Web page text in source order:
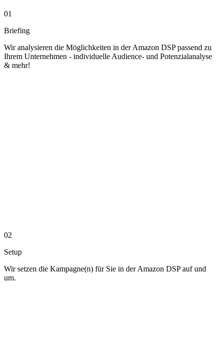
01
Briefing
Wir analysieren die Möglichkeiten in der Amazon DSP passend zu
Ihrem Unternehmen - individuelle Audience- und Potenzialanalyse
& mehr!
02
Setup
Wir setzen die Kampagne(n) für Sie in der Amazon DSP auf und
um.